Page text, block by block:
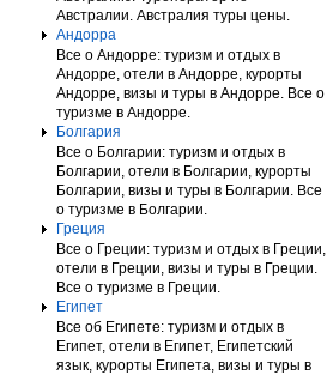
Австралии. Австралия туры цены.
Андорра
Все о Андорре: туризм и отдых в
Андорре, отели в Андорре, курорты
Андорре, визы и туры в Андорре. Все о
туризме в Андорре.
Болгария
Все о Болгарии: туризм и отдых в
Болгарии, отели в Болгарии, курорты
Болгарии, визы и туры в Болгарии. Все
о туризме в Болгарии.
Греция
Все о Греции: туризм и отдых в Греции,
отели в Греции, визы и туры в Греции.
Все о туризме в Греции.
Египет
Все об Египете: туризм и отдых в
Египет, отели в Египет, Египетский
язык, курорты Египета, визы и туры в